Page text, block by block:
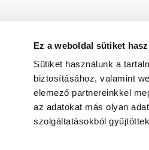
Ez a weboldal sütiket
Sütiket használunk a
biztosításához, valamint
elemező partnereinkkel
az adatokat más olyan
szolgáltatásokból